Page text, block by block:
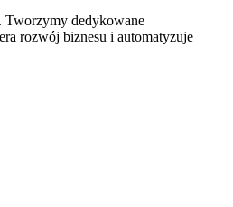
Tworzymy dedykowane
rozwój biznesu i automatyzuje